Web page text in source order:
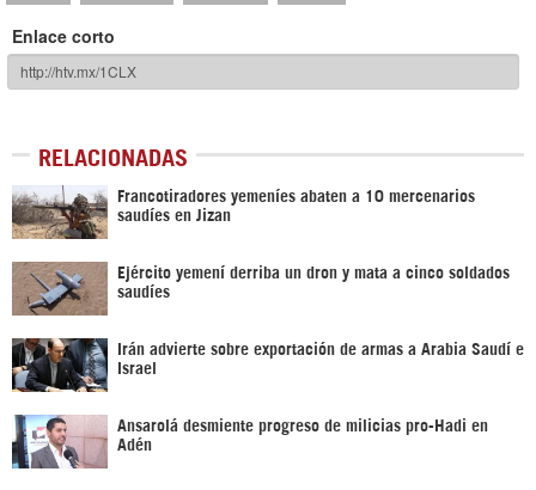
Enlace corto
RELACIONADAS
Francotiradores yemeníes abaten a 10 mercenarios
saudíes en Jizan
Ejército yemení derriba un dron y mata a cinco soldados
saudíes
Irán advierte sobre exportación de armas a Arabia Saudí e
Israel
Ansarolá desmiente progreso de milicias pro-Hadi en
Adén